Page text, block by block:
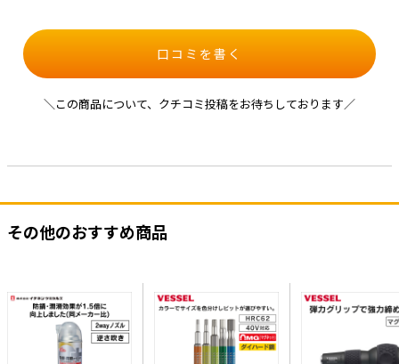
口コミを書く
＼この商品について、クチコミ投稿をお待ちしております／
その他のおすすめ商品